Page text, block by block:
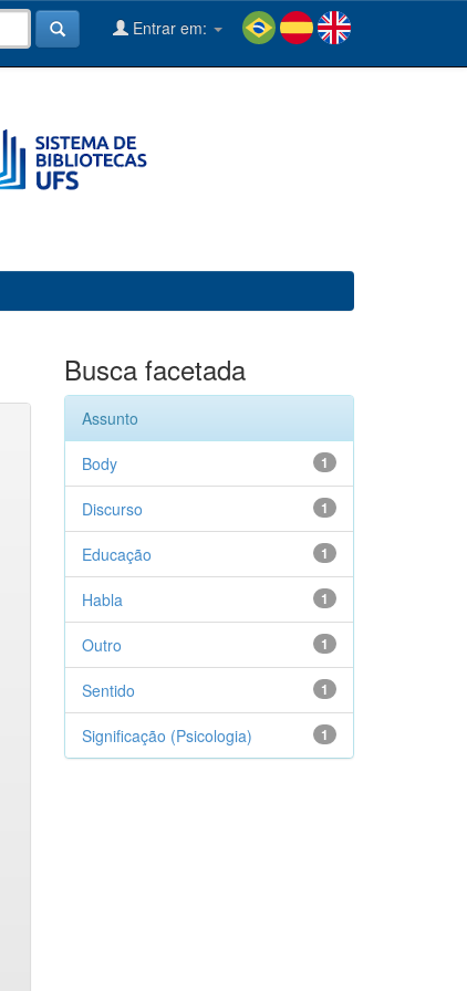
Entrar em:
Busca facetada
Assunto
1
Body
1
Discurso
1
Educação
1
Habla
1
Outro
1
Sentido
1
Significação (Psicologia)